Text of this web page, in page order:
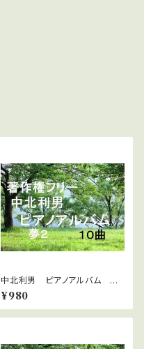
中北利男 ピアノアルバム 夢
２
¥980